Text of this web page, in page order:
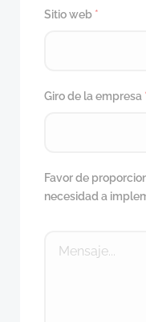
Sitio web *
Giro de la empresa
Favor de
necesidad a